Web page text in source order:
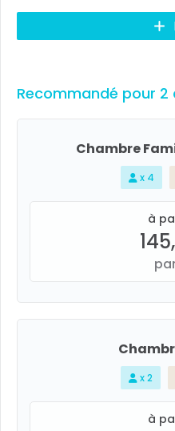
Recommandé pour 2
Chambre
x 4
à
x 2
à